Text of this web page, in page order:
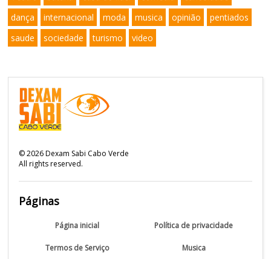
dança
internacional moda musica opinião
pentiados
saude
sociedade turismo video
©2026Dexam Sabi Cabo Verde
All rights reserved.
Páginas
Página inicial Política de privacidade
Termos de Serviço Musica